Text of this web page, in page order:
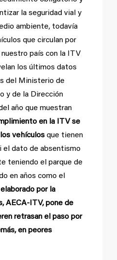
la seguridad vial y
ambiente, todavía
que circulan por
nuestro país con la ITV
los últimos datos
del Ministerio de
y de la Dirección
año que muestran
en la ITV se
vehículos que tienen
el dato de absentismo
teniendo el parque de
en años como el
por la
AECA-ITV, pone de
retrasan el paso por
en peores